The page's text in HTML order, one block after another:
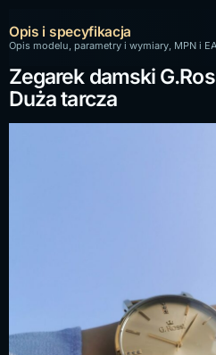
Opis i specyfikacja
Opis modelu, parametry i wymiary, MPN i
Zegarek damski
Duża tarcza